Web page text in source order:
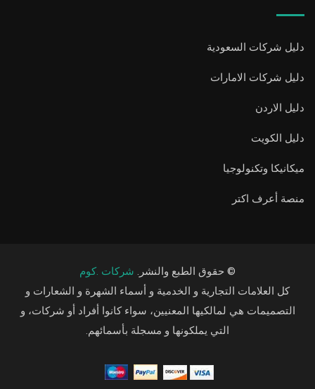
دليل شركات السعودية
دليل شركات الامارات
دليل الاردن
دليل الكويت
ميكانيكا وتكنولوجيا
منصة أعرف اكتر
© حقوق الطبع والنشر. شركات .كوم
كل العلامات التجارية و الخدمية و أسماء الشهرة و الشعارات و
التصميمات هي لمالكيها المعنيين، سواء كانوا أفراد أو شركات، و
التي يملكونها و مسجلة بأسمائهم.